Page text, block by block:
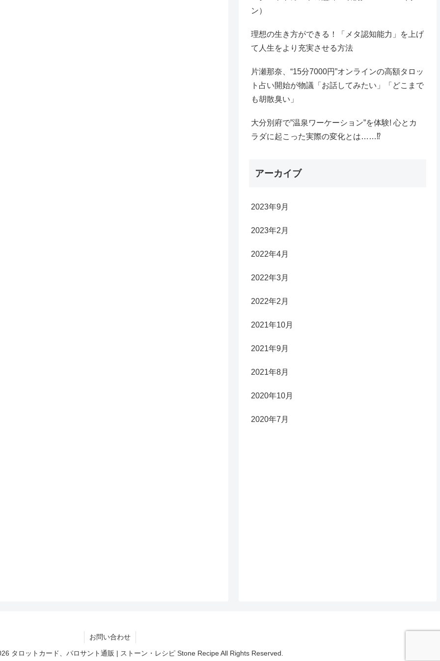
ン）
理想の生き方ができる！「メタ認知能力」を上げ
て人生をより充実させる方法
片瀬那奈、“15分7000円”オンラインの高額タロッ
ト占い開始が物議「お話してみたい」「どこまで
も胡散臭い」
大分別府で”温泉ワーケーション”を体験! 心とカ
ラダに起こった実際の変化とは……⁉
アーカイブ
2023年9月
2023年2月
2022年4月
2022年3月
2022年2月
2021年10月
2021年9月
2021年8月
2020年10月
2020年7月
お問い合わせ
タロットカード、パロサント通販 | ストーン・レシピ Stone Recipe All Rights Reserved.